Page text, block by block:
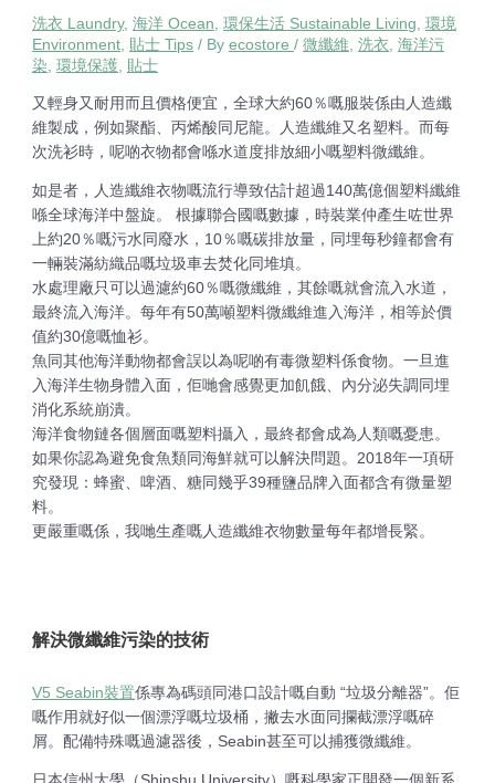
洗衣 Laundry,海洋 Ocean,環保生活 Sustainable Living,環境
Environment, 貼士 Tips / Byecostore/微纖維,洗衣,海洋污
染,環境保護, 貼士
又輕身又耐用而且價格便宜，全球大約60％嘅服裝係由人造纖
維製成，例如聚酯、丙烯酸同尼龍。人造纖維又名塑料。而每
次洗衫時，呢啲衣物都會喺水道度排放細小嘅塑料微纖維。
如是者，人造纖維衣物嘅流行導致估計超過140萬億個塑料纖維
喺全球海洋中盤旋。 根據聯合國嘅數據，時裝業仲產生咗世界
上約20％嘅污水同廢水，10％嘅碳排放量，同埋每秒鐘都會有
一輛裝滿紡織品嘅垃圾車去焚化同堆填。
水處理廠只可以過濾約60％嘅微纖維，其餘嘅就會流入水道，
最終流入海洋。每年有50萬噸塑料微纖維進入海洋，相等於價
值約30億嘅恤衫。
魚同其他海洋動物都會誤以為呢啲有毒微塑料係食物。一旦進
入海洋生物身體入面，佢哋會感覺更加飢餓、內分泌失調同埋
消化系統崩潰。
海洋食物鏈各個層面嘅塑料攝入，最終都會成為人類嘅憂患。
如果你認為避免食魚類同海鮮就可以解決問題。2018年一項研
究發現：蜂蜜、啤酒、糖同幾乎39種鹽品牌入面都含有微量塑
料。
更嚴重嘅係，我哋生產嘅人造纖維衣物數量每年都增長緊。
解決微纖維污染的技術
V5 Seabin裝置係專為碼頭同港口設計嘅自動 “垃圾分離器”。佢
嘅作用就好似一個漂浮嘅垃圾桶，撇去水面同攔截漂浮嘅碎
屑。配備特殊嘅過濾器後，Seabin甚至可以捕獲微纖維。